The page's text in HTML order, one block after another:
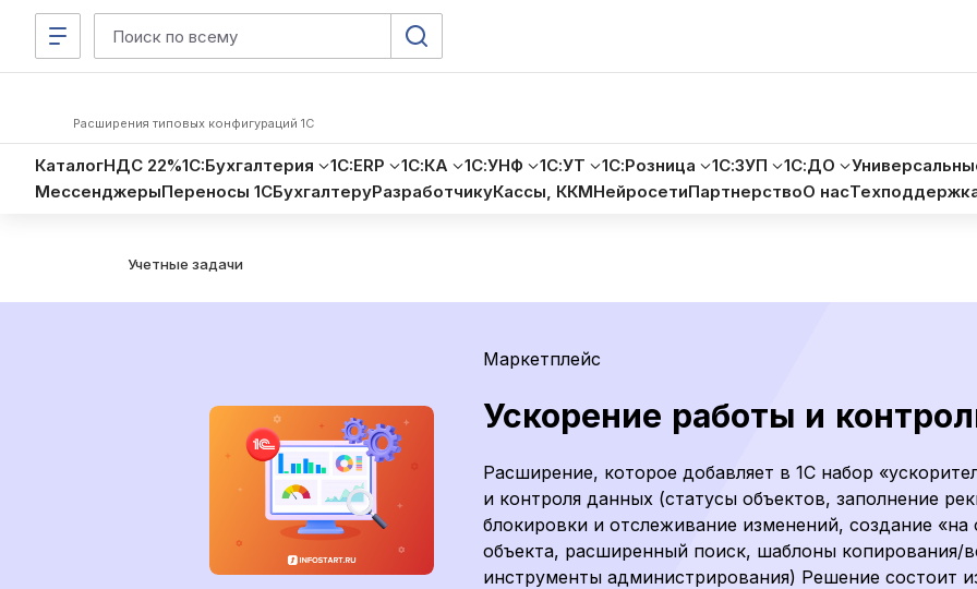
Расширения типовых конфигураций 1С
КаталогНДС 22%1C:Бухгалтерия 1C:ERP 1С:КА 1С:УНФ 1С:УТ 1С:Розница 1С:ЗУП 1С:ДО
МессенджерыПереносы 1СБухгалтеруРазработчикуКассы, ККМНейросетиПартнерствоО нас
Учетные задачи
Маркетплейс
Ускорение работы и
Расширение, которое добавляет в 1С набор
и контроля данных (статусы объектов, заполнение
блокировки и отслеживание изменений, создание «на
объекта, расширенный поиск, шаблоны копирования/
инструменты администрирования) Решение состоит